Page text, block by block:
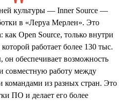
культуры — Inner Source —
в «Леруа Мерлен». Это
как Open Source, только внутри
работает более 130 тыс.
обеспечивает возможность
совместную работу между
из разных стран. Это
ПО и делает его более